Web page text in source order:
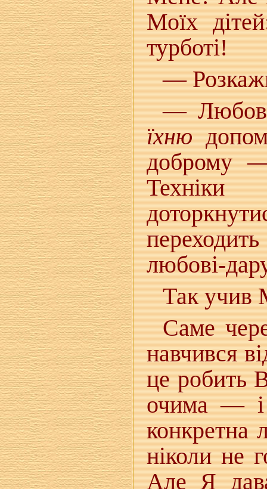
Моїх
турботі!
—
— Любов
їхню
доброму
Техніки
любові-
Так учив
Саме
навчився
це робить
очима — і
конкретна
ніколи не
Але Я